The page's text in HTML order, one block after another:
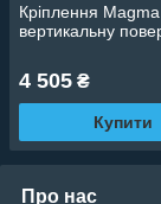
Кріплення
вертикальну
4 505 ₴
Купити
Про нас